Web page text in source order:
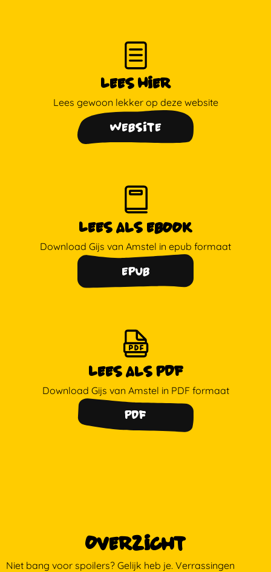
Lees Hier
Lees gewoon lekker op deze website
Website
Lees als ebook
Download Gijs van Amstel in epub formaat
epub
Lees als pDF
Download Gijs van Amstel in PDF formaat
PDF
Overzicht
Niet bang voor spoilers? Gelijk heb je. Verrassingen